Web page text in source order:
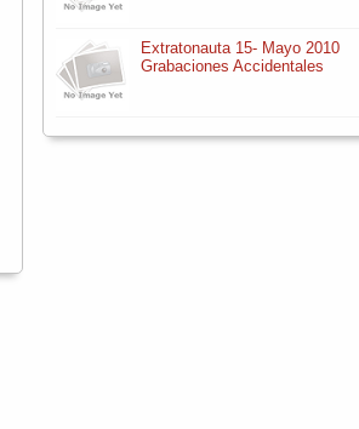
Extratonauta 15- Mayo 2010
Grabaciones Accidentales